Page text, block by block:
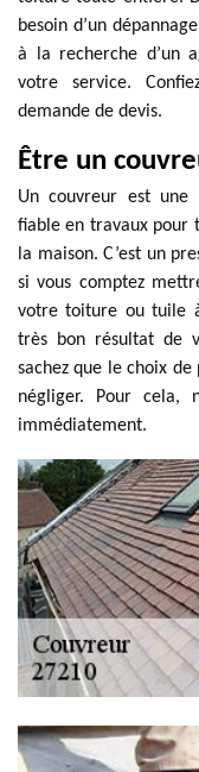
besoin d’un
à la recherche d’un
votre service.
demande de devis.
Être un
Un couvreur est une
fiable en travaux pour
la maison. C’est un
si vous comptez
votre toiture ou tuile
très bon résultat de
sachez que le choix
négliger. Pour cela,
immédiatement.